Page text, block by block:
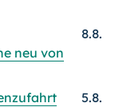
neu von
8.8.
5.8.